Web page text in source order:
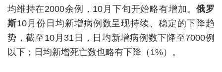
均维持在2000余例，10月下旬开始略有增加。俄罗
斯10月份日均新增病例数呈现持续、稳定的下降趋
势，截至10月31日，日均新增病例数下降至7000例
以下；日均新增死亡数也略有下降（1%）。